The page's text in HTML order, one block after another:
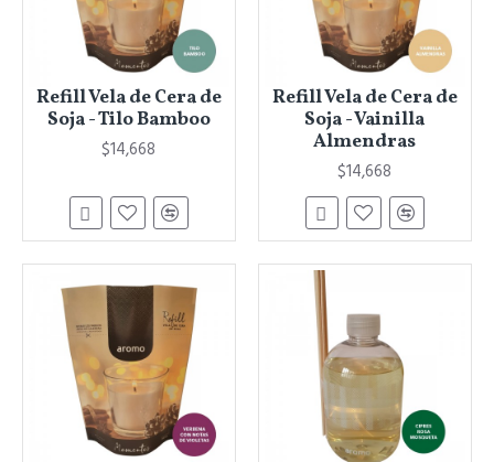
Refill Vela de Cera de
Soja - Tilo Bamboo
$14,668
Refill Vela de Cera de
Soja - Vainilla
Almendras
$14,668